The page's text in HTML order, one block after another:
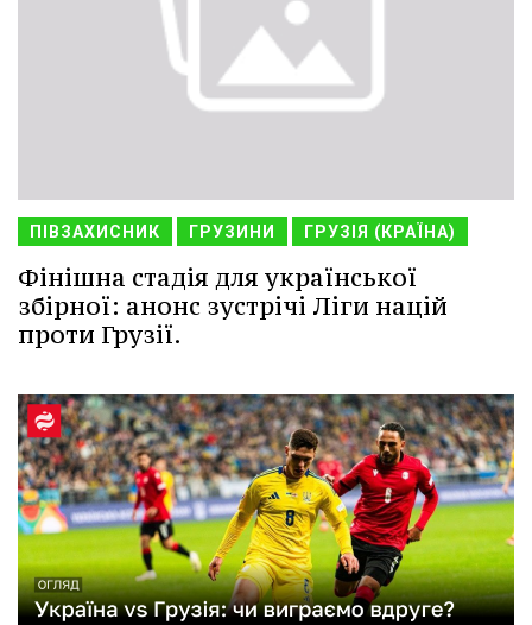
ПІВЗАХИСНИК ГРУЗИНИ ГРУЗІЯ (КРАЇНА)
Фінішна стадія для української
збірної: анонс зустрічі Ліги націй
проти Грузії.